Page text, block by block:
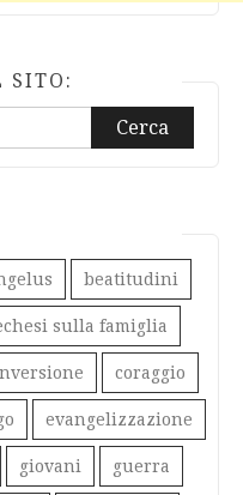
SITO:
beatitudini
sulla famiglia
coraggio
evangelizzazione
giovani guerra